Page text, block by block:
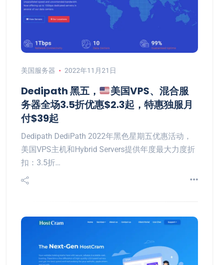
美国服务器 2022年11月21日
Dedipath 黑五，
美国VPS、混合服
务器全场3.5折优惠$2.3起，特惠独服月
付$39起
Dedipath DediPath 2022年黑色星期五优惠活动，
美国VPS主机和Hybrid Servers提供年度最大力度折
扣：3.5折…